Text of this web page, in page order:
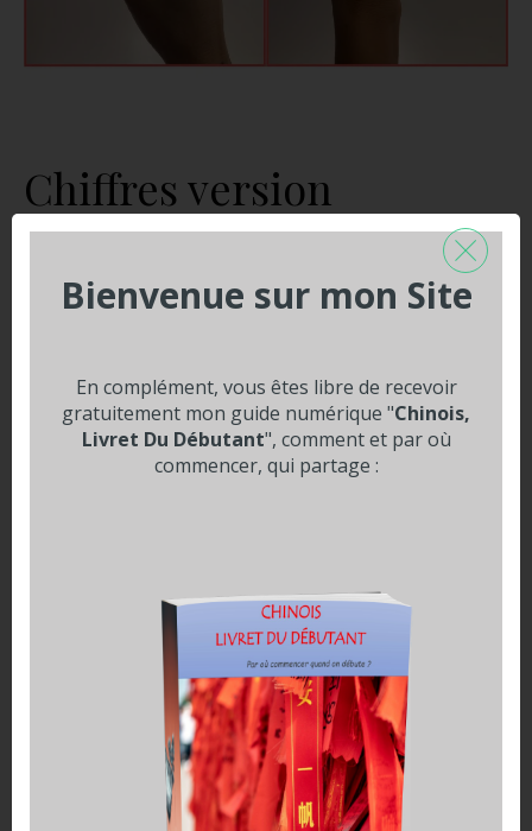
Chiffres version
complexe
Il existe une autre version des chiffres qui est utilisée dans
autre graphie.
Si l’on doit écrire une date sur un document officiel
important ou un contrat là aussi on utilisera cette forme.
La raison est qu’ils sont plus difficiles à falsifier.
Bienvenue sur mon Site
En complément, vous êtes libre de recevoir
gratuitement mon guide numérique "Chinois,
Livret Du Débutant", comment et par où
commencer, qui partage :